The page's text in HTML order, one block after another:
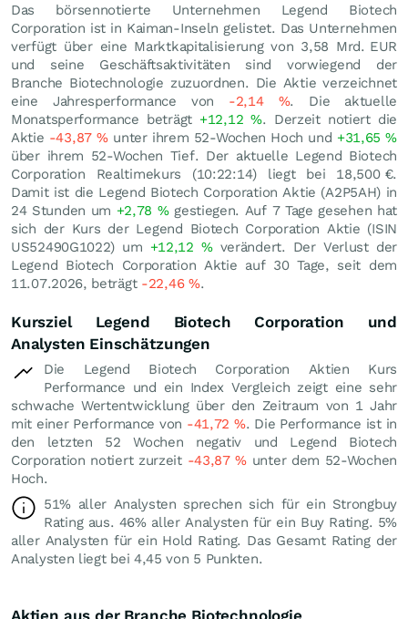
Das börsennotierte Unternehmen Legend Biotech
Corporation ist in Kaiman-Inseln gelistet. Das Unternehmen
verfügt über eine Marktkapitalisierung von 3,58 Mrd. EUR
und seine Geschäftsaktivitäten sind vorwiegend der
Branche Biotechnologie zuzuordnen. Die Aktie verzeichnet
eine Jahresperformance von -2,14 %. Die aktuelle
Monatsperformance beträgt +12,12%. Derzeit notiert die
Aktie -43,87%unter ihrem 52-Wochen Hoch und +31,65%
über ihrem 52-Wochen Tief. Der aktuelle Legend Biotech
Corporation Realtimekurs (10:22:14) liegt bei 18,500 €.
Damit ist die Legend Biotech Corporation Aktie (A2P5AH) in
24 Stunden um +2,78 %gestiegen. Auf 7 Tage gesehen hat
sich der Kurs der Legend Biotech Corporation Aktie (ISIN
US52490G1022) um +12,12 %verändert. Der Verlust der
Legend Biotech Corporation Aktie auf 30 Tage, seit dem
11.07.2026, beträgt -22,46 %.
Kursziel Legend Biotech Corporation und
Analysten Einschätzungen
Die Legend Biotech Corporation Aktien Kurs
Performance und ein Index Vergleich zeigt eine sehr
schwache Wertentwicklung über den Zeitraum von 1 Jahr
mit einer Performance von -41,72 %. Die Performance ist in
den letzten 52 Wochen negativ und Legend Biotech
Corporation notiert zurzeit -43,87% unter dem 52-Wochen
Hoch.
51% aller Analysten sprechen sich für ein Strongbuy
Rating aus. 46% aller Analysten für ein Buy Rating. 5%
aller Analysten für ein Hold Rating. Das Gesamt Rating der
Analysten liegt bei 4,45 von 5 Punkten.
Aktien aus der Branche Biotechnologie